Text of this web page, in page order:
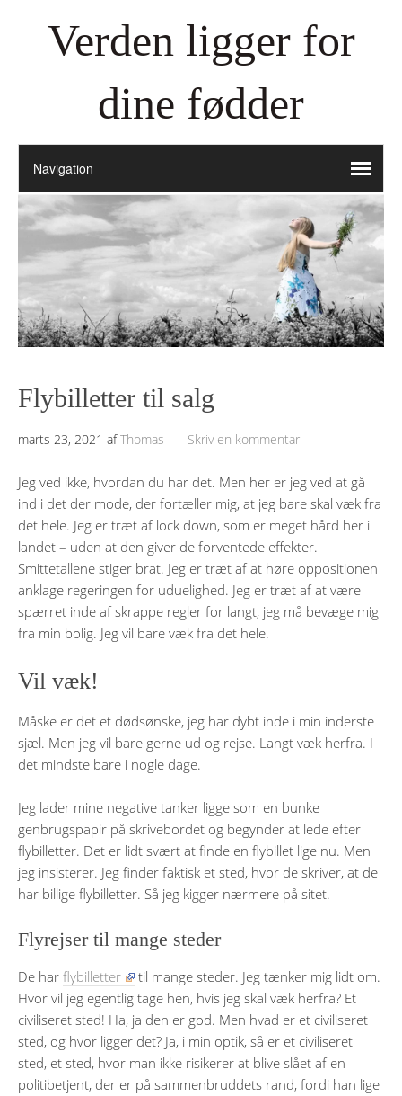
Verden ligger for
dine fødder
Flybilletter til salg
marts 23, 2021 afThomas Skriv en kommentar
Jeg ved ikke, hvordan du har det. Men her er jeg ved at gå
ind i det der mode, der fortæller mig, at jeg bare skal væk fra
det hele. Jeg er træt af lock down, som er meget hård her i
landet – uden at den giver de forventede effekter.
Smittetallene stiger brat. Jeg er træt af at høre oppositionen
anklage regeringen for uduelighed. Jeg er træt af at være
spærret inde af skrappe regler for langt, jeg må bevæge mig
fra min bolig. Jeg vil bare væk fra det hele.
Vil væk!
Måske er det et dødsønske, jeg har dybt inde i min inderste
sjæl. Men jeg vil bare gerne ud og rejse. Langt væk herfra. I
det mindste bare i nogle dage.
Jeg lader mine negative tanker ligge som en bunke
genbrugspapir på skrivebordet og begynder at lede efter
flybilletter. Det er lidt svært at finde en flybillet lige nu. Men
jeg insisterer. Jeg finder faktisk et sted, hvor de skriver, at de
har billige flybilletter. Så jeg kigger nærmere på sitet.
Flyrejser til mange steder
De har flybilletter
til mange steder. Jeg tænker mig lidt om.
Hvor vil jeg egentlig tage hen, hvis jeg skal væk herfra? Et
civiliseret sted! Ha, ja den er god. Men hvad er et civiliseret
sted, og hvor ligger det? Ja, i min optik, så er et civiliseret
sted, et sted, hvor man ikke risikerer at blive slået af en
politibetjent, der er på sammenbruddets rand, fordi han lige